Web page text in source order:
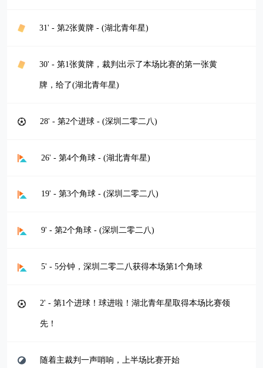
31' - 第2张黄牌 - (湖北青年星)
30' - 第1张黄牌，裁判出示了本场比赛的第一张黄
牌，给了(湖北青年星)
28' - 第2个进球 - (深圳二零二八)
26' - 第4个角球 - (湖北青年星)
19' - 第3个角球 - (深圳二零二八)
9' - 第2个角球 - (深圳二零二八)
5' - 5分钟，深圳二零二八获得本场第1个角球
2' - 第1个进球！球进啦！湖北青年星取得本场比赛领
先！
随着主裁判一声哨响，上半场比赛开始